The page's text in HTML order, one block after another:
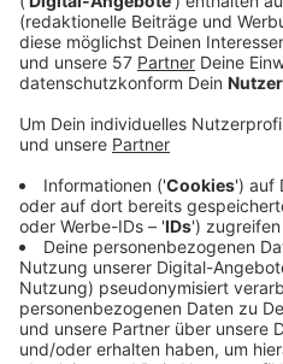
(Update)
Die Landesregierung will den
endgültig abschaffen - und
Engagement vieler
Aachen gelohnt, sagt der
NRW
Denn die Menschen von hier
etwa 10.000 Unterschriften
"Straßenbaubeitrag
Geschichte NRWs,
(Unter anderem haben in